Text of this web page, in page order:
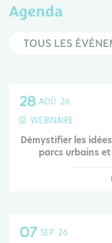
Agenda
TOUS LES
28 AOÛ .26
WEBINAIRE
Démystifier les
parcs urbains
07 SEP .26